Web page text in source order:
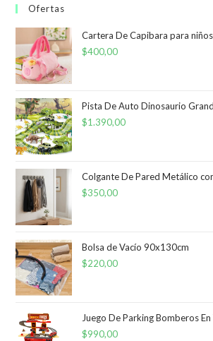
Ofertas
Cartera De Capibara para niños
$400,00
Pista De Auto Dinosaurio
$1.390,00
Colgante De Pared Metálico
$350,00
Bolsa de Vacío 90x130cm
$220,00
Juego De Parking Bomberos En
$990,00